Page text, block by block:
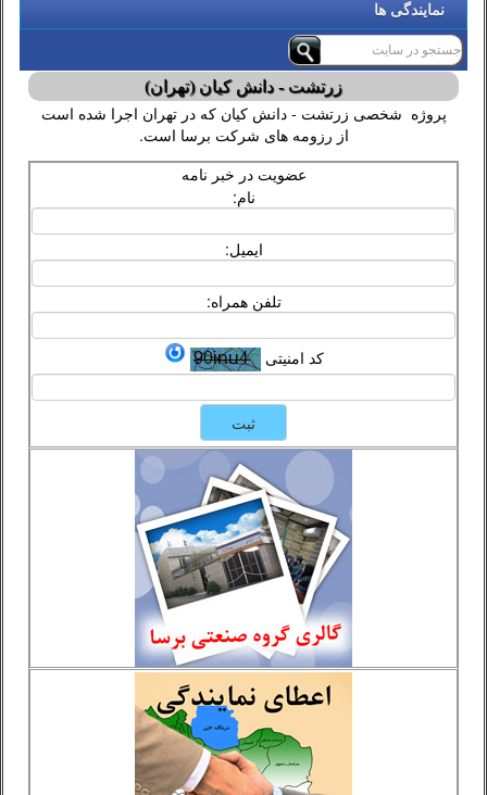
نمایندگی ها
زرتشت - دانش کیان (تهران)
پروژه شخصی زرتشت - دانش کیان که در تهران اجرا شده است
از رزومه های شرکت برسا است.
عضویت در خبر نامه
نام:
ایمیل:
تلفن همراه:
کد امنیتی